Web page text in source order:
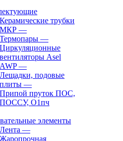
Керамические трубки
МКР —
Термопары —
Циркуляционные
вентиляторы Asel
AWP—
Лещадки, подовые
плиты —
Припой пруток ПОС,
ПОССУ, О1пч
элементы
Лента —
Жаропрочная